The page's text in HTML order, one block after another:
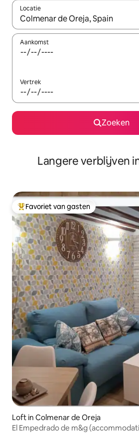
Locatie
Wanneer er resultaten beschikbaar
Aankomst
Vertrek
Zoeken
Langere verblijven
Topfavoriet van gasten
Favoriet van gasten
Loft in Colmenar de Oreja
El Empedrado de m&g